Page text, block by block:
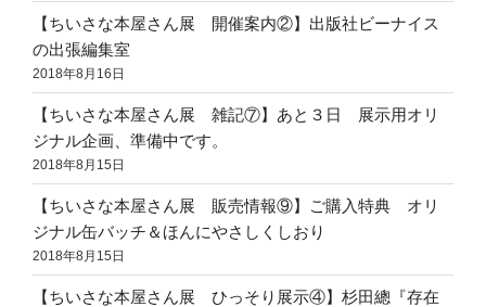
【ちいさな本屋さん展 開催案内②】出版社ビーナイス
の出張編集室
2018年8月16日
【ちいさな本屋さん展 雑記⑦】あと３日 展示用オリ
ジナル企画、準備中です。
2018年8月15日
【ちいさな本屋さん展 販売情報⑨】ご購入特典 オリ
ジナル缶バッチ＆ほんにやさしくしおり
2018年8月15日
【ちいさな本屋さん展 ひっそり展示④】杉田總『存在